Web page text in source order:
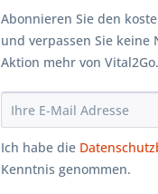
Abonnieren Sie den
und verpassen Sie keine
Aktion mehr von Vital2Go.
Ich habe die
Kenntnis genommen.